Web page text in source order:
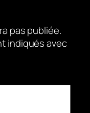
pas publiée.
indiqués avec